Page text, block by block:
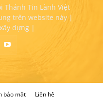
Thánh Tin Lành Việt
trên website này |
dựng |
bảo mật Liên hệ